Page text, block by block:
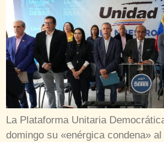
La Plataforma Unitaria
domingo su «enérgica condena»